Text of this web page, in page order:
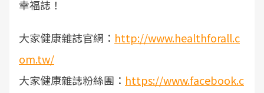
幸福誌！
大家健康雜誌官網： http://www.healthforall.c
om.tw/
大家健康雜誌粉絲團： https://www.facebook.c